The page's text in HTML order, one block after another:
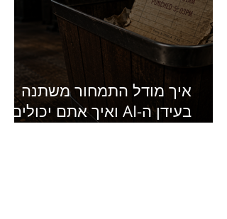
איך מודל התמחור משתנה
בעידן ה-AI ואיך אתם יכולים